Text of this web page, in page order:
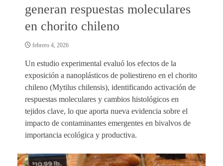
generan respuestas moleculares
en chorito chileno
febrero 4, 2026
Un estudio experimental evaluó los efectos de la
exposición a nanoplásticos de poliestireno en el chorito
chileno (Mytilus chilensis), identificando activación de
respuestas moleculares y cambios histológicos en
tejidos clave, lo que aporta nueva evidencia sobre el
impacto de contaminantes emergentes en bivalvos de
importancia ecológica y productiva.